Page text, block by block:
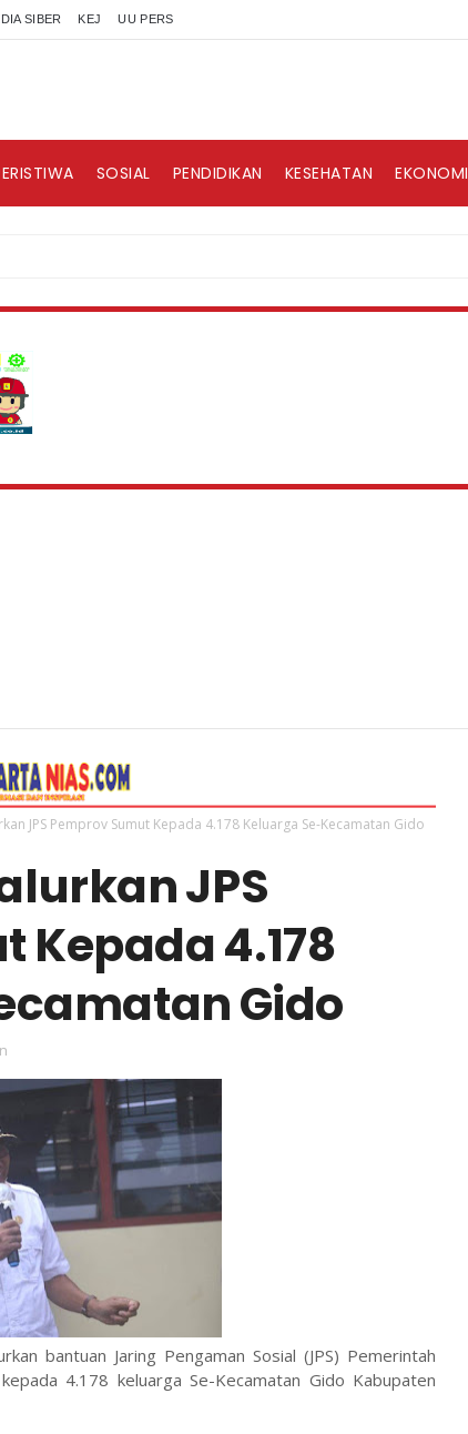
SIBER KEJ UU PERS
SOSIAL PENDIDIKAN KESEHATAN EKONOMI
JPS Pemprov Sumut Kepada 4.178 Keluarga Se-Kecamatan Gido
JPS
Kepada 4.178
Gido
bantuan Jaring Pengaman Sosial (JPS) Pemerintah
4.178 keluarga Se-Kecamatan Gido Kabupaten